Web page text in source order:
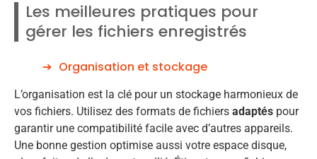
Les meilleures pratiques pour
gérer les fichiers enregistrés
Organisation et stockage
L’organisation est la clé pour un stockage harmonieux de
vos fichiers. Utilisez des formats de fichiers adaptés pour
garantir une compatibilité facile avec d’autres appareils.
Une bonne gestion optimise aussi votre espace disque,